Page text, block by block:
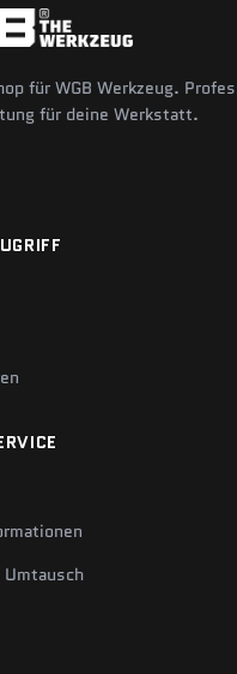
für WGB Werkzeug.
für deine Werkstatt.
Umtausch